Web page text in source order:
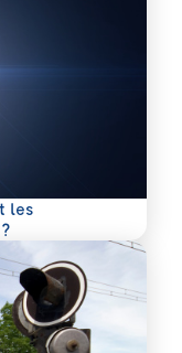
les